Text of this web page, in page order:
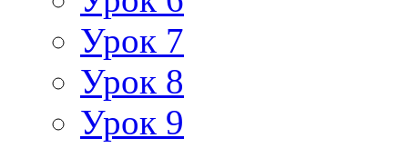
Урок 7
Урок 8
Урок 9